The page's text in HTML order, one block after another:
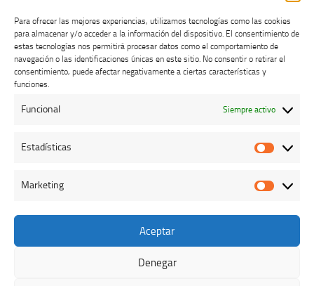
Para ofrecer las mejores experiencias, utilizamos tecnologías como las cookies
para almacenar y/o acceder a la información del dispositivo. El consentimiento de
estas tecnologías nos permitirá procesar datos como el comportamiento de
navegación o las identificaciones únicas en este sitio. No consentir o retirar el
consentimiento, puede afectar negativamente a ciertas características y
funciones.
Funcional Siempre activo
Estadísticas
Marketing
Aceptar
Denegar
Buzón de dudas, quejas y sugerencias
Colegio Oficial de Veterinarios de Cáceres © 2026. Todos los